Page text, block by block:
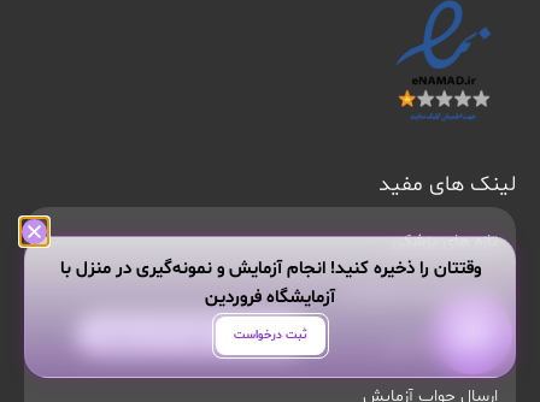
هر سوالی داری از من بپرس!
لینک های مفید
تازه های پزشکی
ارسال جواب آزمایش
وقتتان را ذخیره کنید! انجام آزمایش و نمونه‌گیری در منزل با
آزمایشگاه فروردین
ثبت درخواست